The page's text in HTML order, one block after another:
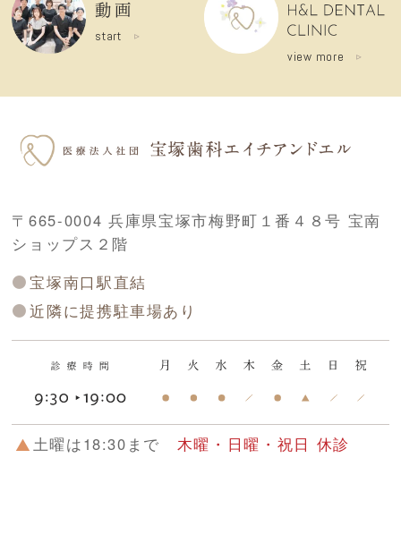
動画
start
view more
〒665-0004 兵庫県宝塚市梅野町１番４８号 宝南
ショップス２階
宝塚南口駅直結
近隣に提携駐車場あり
土曜は18:30まで 木曜・日曜・祝日 休診